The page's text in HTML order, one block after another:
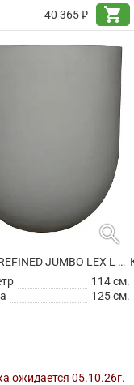
40 365 ₽
shopping_cart
search
КАШПО REFINED JUMBO LEX L CLOUDED GREY
114 см.
125 см.
ожидается 05.10.26г.